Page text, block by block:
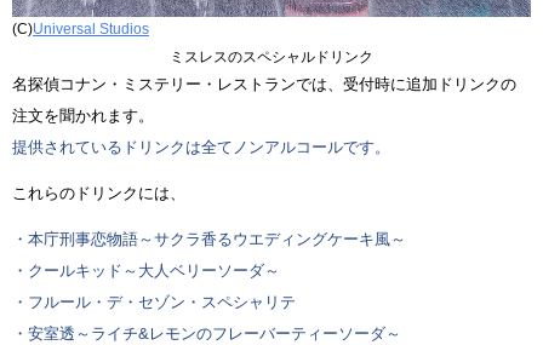
(C)Universal Studios
ミスレスのスペシャルドリンク
名探偵コナン・ミステリー・レストランでは、受付時に追加ドリンクの
注文を聞かれます。
提供されているドリンクは全てノンアルコールです。
これらのドリンクには、
・本庁刑事恋物語～サクラ香るウエディングケーキ風～
・クールキッド～大人ベリーソーダ～
・フルール・デ・セゾン・スペシャリテ
・安室透～ライチ&レモンのフレーバーティーソーダ～